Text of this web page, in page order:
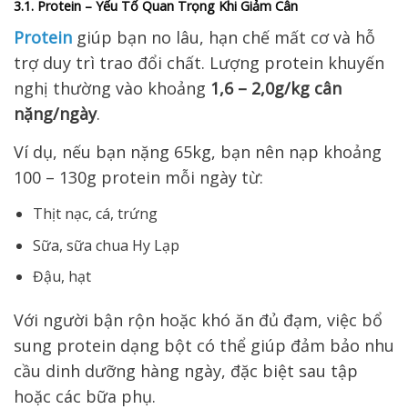
3.1. Protein – Yếu Tố Quan Trọng Khi Giảm Cân
Protein giúp bạn no lâu, hạn chế mất cơ và hỗ
trợ duy trì trao đổi chất. Lượng protein khuyến
nghị thường vào khoảng 1,6 – 2,0g/kg cân
nặng/ngày.
Ví dụ, nếu bạn nặng 65kg, bạn nên nạp khoảng
100 – 130g protein mỗi ngày từ:
Thịt nạc, cá, trứng
Sữa, sữa chua Hy Lạp
Đậu, hạt
Với người bận rộn hoặc khó ăn đủ đạm, việc bổ
sung protein dạng bột có thể giúp đảm bảo nhu
cầu dinh dưỡng hàng ngày, đặc biệt sau tập
hoặc các bữa phụ.